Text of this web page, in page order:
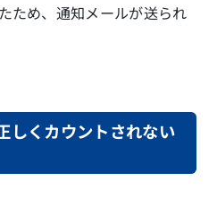
ため、通知メールが送られ
しくカウントされない